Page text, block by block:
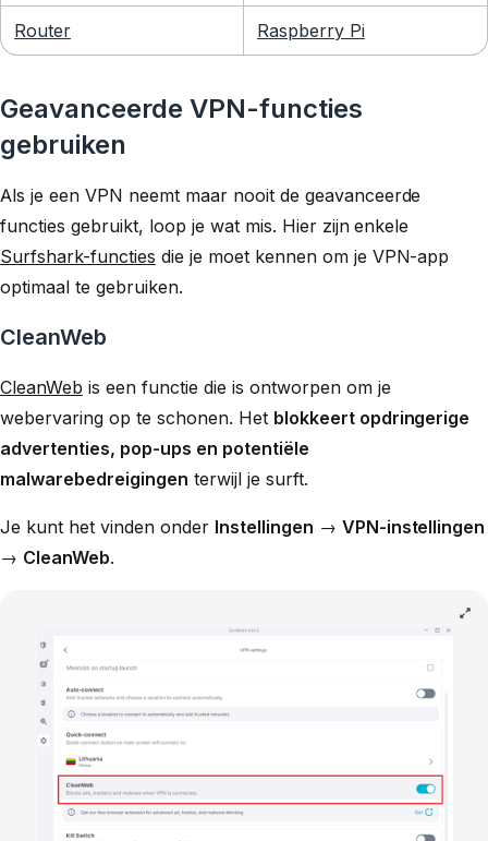
Router Raspberry Pi
Geavanceerde VPN-functies
gebruiken
Als je een VPN neemt maar nooit de geavanceerde
functies gebruikt, loop je wat mis. Hier zijn enkele
Surfshark-functies die je moet kennen om je VPN-app
optimaal te gebruiken.
CleanWeb
CleanWeb is een functie die is ontworpen om je
webervaring op te schonen. Het blokkeert opdringerige
advertenties, pop-ups en potentiële
malwarebedreigingen terwijl je surft.
Je kunt het vinden onder Instellingen → VPN-instellingen
→ CleanWeb.